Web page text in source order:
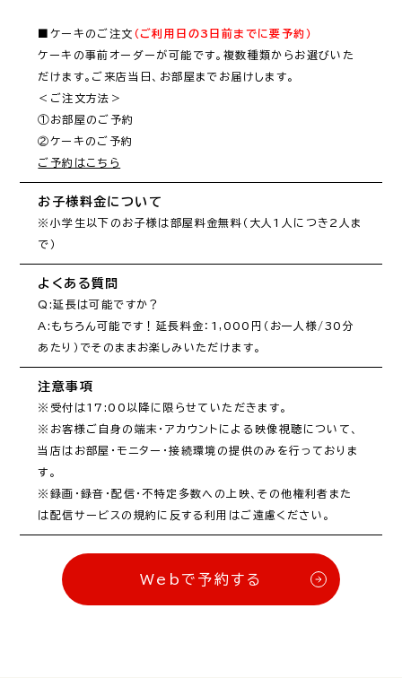
■ケーキのご注文 （ご利用日の3日前までに要予約）
ケーキの事前オーダーが可能です。複数種類からお選びいた
だけます。ご来店当日、お部屋までお届けします。
＜ご注文方法＞
①お部屋のご予約
ご予約はこちら
お子様料金について
※小学生以下のお子様は部屋料金無料（大人1人につき2人ま
よくある質問
Q:延長は可能ですか？
A:もちろん可能です！延長料金：1,000円（お一人様/30分
注意事項
※受付は17:00以降に限らせていただきます。
※お客様ご自身の端末・アカウントによる映像視聴について、
当店はお部屋・モニター・接続環境の提供のみを行っておりま
す。
※録画・録音・配信・不特定多数への上映、その他権利者また
Webで予約する